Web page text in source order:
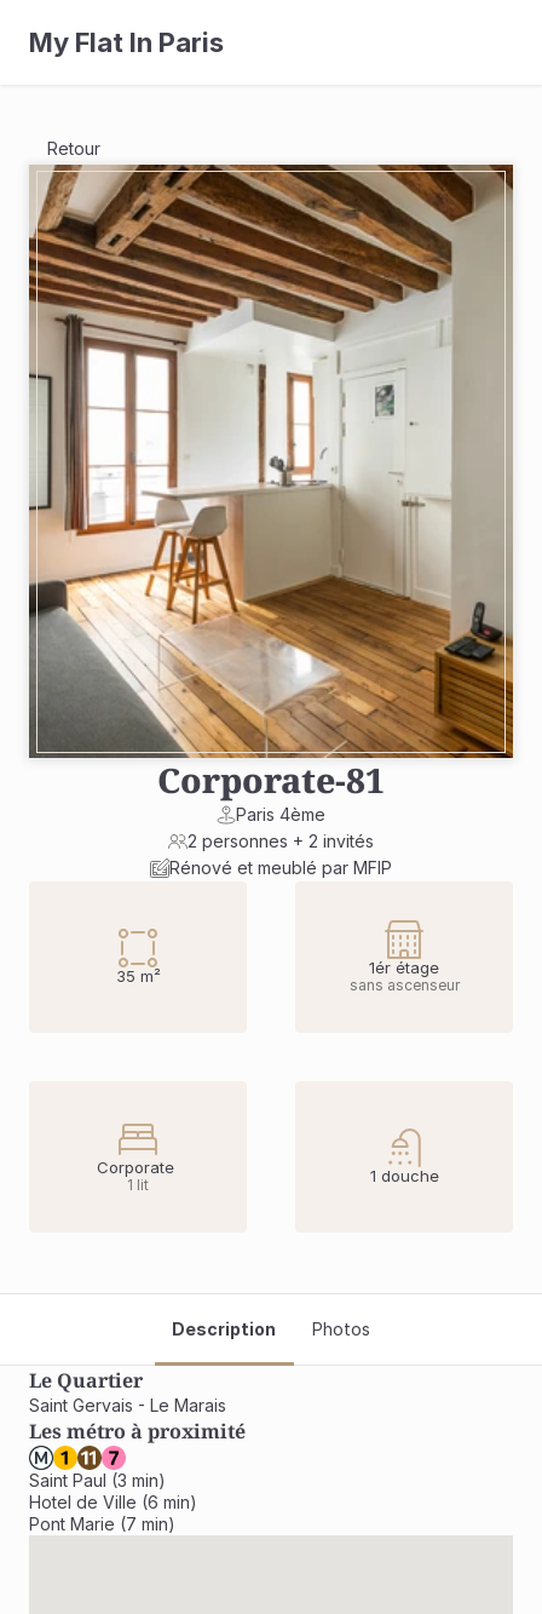
My Flat In Paris
Retour
Corporate-81
Paris 4ème
2 personnes + 2 invités
Rénové et meublé par MFIP
35 m² 1ér étage
sans ascenseur
Corporate
1 lit 1 douche
Description Photos
Le Quartier
Saint Gervais - Le Marais
Les métro à proximité
Saint Paul (3 min)
Hotel de Ville (6 min)
Pont Marie (7 min)